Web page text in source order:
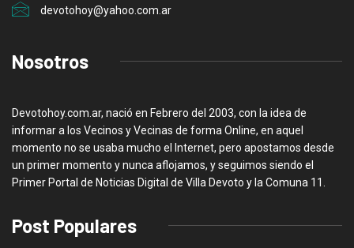
devotohoy@yahoo.com.ar
Nosotros
Devotohoy.com.ar, nació en Febrero del 2003, con la idea de
informar a los Vecinos y Vecinas de forma Online, en aquel
momento no se usaba mucho el Internet, pero apostamos desde
un primer momento y nunca aflojamos, y seguimos siendo el
Primer Portal de Noticias Digital de Villa Devoto y la Comuna 11.
Post Populares